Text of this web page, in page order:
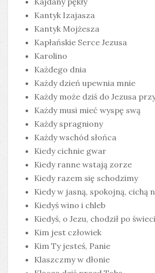
Kantyk Izajasza
Kantyk Mojżesza
Kapłańskie Serce Jezusa
Karolino
Każdego dnia
Każdy dzień upewnia mnie
Każdy może dziś do Jezusa
Każdy musi mieć wyspę swą
Każdy spragniony
Każdy wschód słońca
Kiedy cichnie gwar
Kiedy ranne wstają zorze
Kiedy razem się schodzimy
Kiedy w jasną, spokojną, cichą
Kiedyś wino i chleb
Kiedyś, o Jezu, chodził po
Kim jest człowiek
Kim Ty jesteś, Panie
Klaszczmy w dłonie